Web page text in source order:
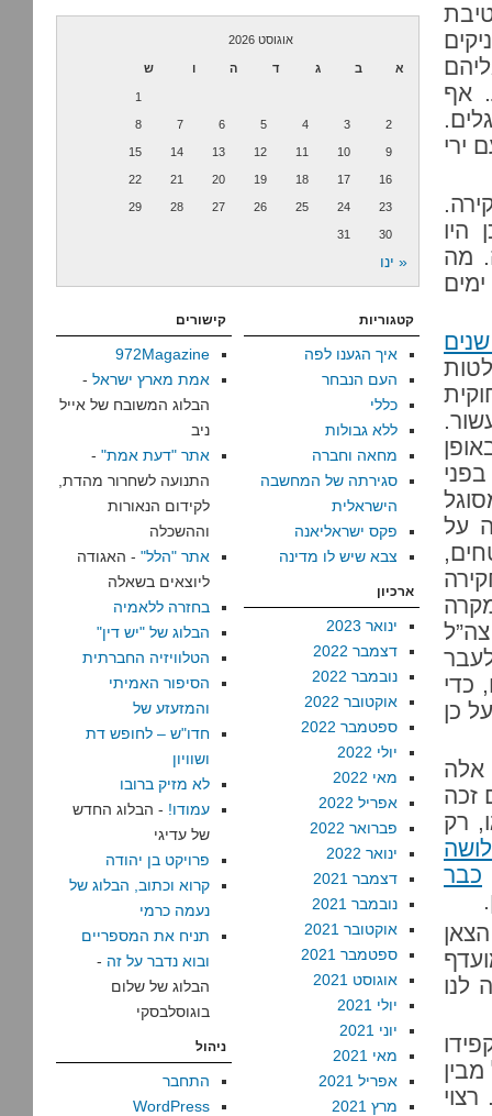
של חטיבת
אף
ירי
היו
מה
על
כדי
כן
אלה
זכה
רק
כבר
לנו
אוגוסט 2026
א ב ג ד ה ו ש
1
2
3
4
5
6
7
8
9
10
11
12
13
14
15
16
17
18
19
20
21
22
23
24
25
26
27
28
29
30
31
« ינו
קטגוריות
איך הגענו לפה
העם הנבחר
כללי
ללא גבולות
מחאה וחברה
סגירתה של המחשבה
הישראלית
פקס ישראליאנה
צבא שיש לו מדינה
ארכיון
ינואר 2023
דצמבר 2022
נובמבר 2022
אוקטובר 2022
ספטמבר 2022
יולי 2022
מאי 2022
אפריל 2022
פברואר 2022
ינואר 2022
דצמבר 2021
נובמבר 2021
אוקטובר 2021
ספטמבר 2021
אוגוסט 2021
יולי 2021
יוני 2021
מאי 2021
אפריל 2021
מרץ 2021
קישורים
972Magazine
אמת מארץ ישראל -
הבלוג המשובח של אייל
ניב
אתר "דעת אמת" -
התנועה לשחרור מהדת,
לקידום הנאורות
וההשכלה
אתר "הלל" - האגודה
ליוצאים בשאלה
בחזרה ללאמיה
הבלוג של "יש דין"
הטלוויזיה החברתית
הסיפור האמיתי
והמזעזע של
חדו"ש – לחופש דת
ושוויון
לא מזיק ברובו
עמודו! - הבלוג החדש
של עדיגי
פרויקט בן יהודה
קרוא וכתוב, הבלוג של
נעמה כרמי
תניח את המספריים
ובוא נדבר על זה -
הבלוג של שלום
בוגוסלבסקי
ניהול
התחבר
WordPress